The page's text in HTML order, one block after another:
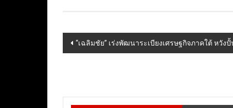
Post
“เฉลิมชัย” เร่งพัฒนาระเบียงเศรษฐกิจภาคใต้ หวั